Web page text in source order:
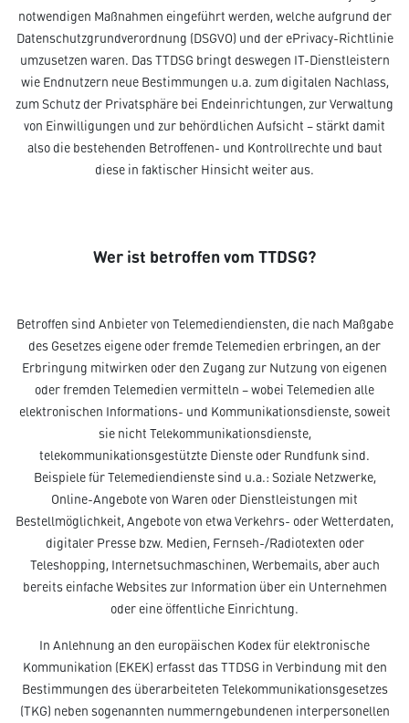
notwendigen Maßnahmen eingeführt werden, welche aufgrund der
Datenschutzgrundverordnung (DSGVO) und der ePrivacy-Richtlinie
umzusetzen waren. Das TTDSG bringt deswegen IT-Dienstleistern
wie Endnutzern neue Bestimmungen u.a. zum digitalen Nachlass,
zum Schutz der Privatsphäre bei Endeinrichtungen, zur Verwaltung
von Einwilligungen und zur behördlichen Aufsicht – stärkt damit
also die bestehenden Betroffenen- und Kontrollrechte und baut
diese in faktischer Hinsicht weiter aus.
Wer ist betroffen vom TTDSG?
Betroffen sind Anbieter von Telemediendiensten, die nach Maßgabe
des Gesetzes eigene oder fremde Telemedien erbringen, an der
Erbringung mitwirken oder den Zugang zur Nutzung von eigenen
oder fremden Telemedien vermitteln – wobei Telemedien alle
elektronischen Informations- und Kommunikationsdienste, soweit
sie nicht Telekommunikationsdienste,
telekommunikationsgestützte Dienste oder Rundfunk sind.
Beispiele für Telemediendienste sind u.a.: Soziale Netzwerke,
Online-Angebote von Waren oder Dienstleistungen mit
Bestellmöglichkeit, Angebote von etwa Verkehrs- oder Wetterdaten,
digitaler Presse bzw. Medien, Fernseh-/Radiotexten oder
Teleshopping, Internet­such­maschinen, Werbemails, aber auch
bereits einfache Websites zur Information über ein Unternehmen
oder eine öffentliche Einrichtung.
In Anlehnung an den europäischen Kodex für elektronische
Kommunikation (EKEK) erfasst das TTDSG in Verbindung mit den
Bestimmungen des überarbeiteten Telekommunikationsgesetzes
(TKG) neben sogenannten nummerngebundenen interpersonellen